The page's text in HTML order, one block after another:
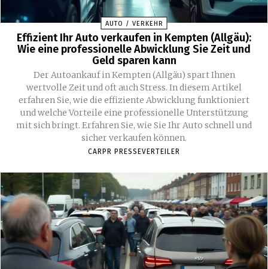
AUTO / VERKEHR
Effizient Ihr Auto verkaufen in Kempten (Allgäu):
Wie eine professionelle Abwicklung Sie Zeit und
Geld sparen kann
Der Autoankauf in Kempten (Allgäu) spart Ihnen
wertvolle Zeit und oft auch Stress. In diesem Artikel
erfahren Sie, wie die effiziente Abwicklung funktioniert
und welche Vorteile eine professionelle Unterstützung
mit sich bringt. Erfahren Sie, wie Sie Ihr Auto schnell und
sicher verkaufen können.
CARPR PRESSEVERTEILER